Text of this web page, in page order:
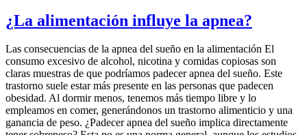
¿La alimentación influye la apnea?
Las consecuencias de la apnea del sueño en la alimentación El
consumo excesivo de alcohol, nicotina y comidas copiosas son
claras muestras de que podríamos padecer apnea del sueño. Este
trastorno suele estar más presente en las personas que padecen
obesidad. Al dormir menos, tenemos más tiempo libre y lo
empleamos en comer, generándonos un trastorno alimenticio y una
ganancia de peso. ¿Padecer apnea del sueño implica directamente